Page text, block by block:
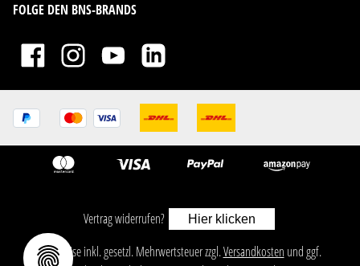
FOLGE DEN BNS-BRANDS
Vertrag widerrufen? Hier klicken
ㅤㅤㅤㅤㅤ‎‎‎‎‎Alle Preise inkl. gesetzl. Mehrwertsteuer zzgl.Versandkosten und ggf.